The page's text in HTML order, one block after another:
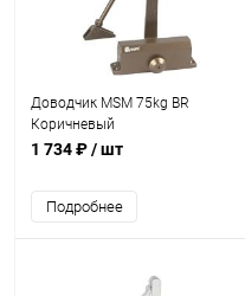
Доводчик MSM 75kg BR
Коричневый
1 734 ₽/ шт
Подробнее